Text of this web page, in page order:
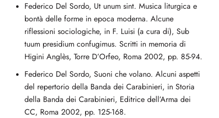
Federico Del Sordo, Ut unum sint. Musica liturgica e
bontà delle forme in epoca moderna. Alcune
riflessioni sociologiche, in F. Luisi (a cura di), Sub
tuum presidium confugimus. Scritti in memoria di
Higini Anglès, Torre D’Orfeo, Roma 2002, pp. 85-94.
Federico Del Sordo, Suoni che volano. Alcuni aspetti
del repertorio della Banda dei Carabinieri, in Storia
della Banda dei Carabinieri, Editrice dell’Arma dei
CC, Roma 2002, pp. 125-168.